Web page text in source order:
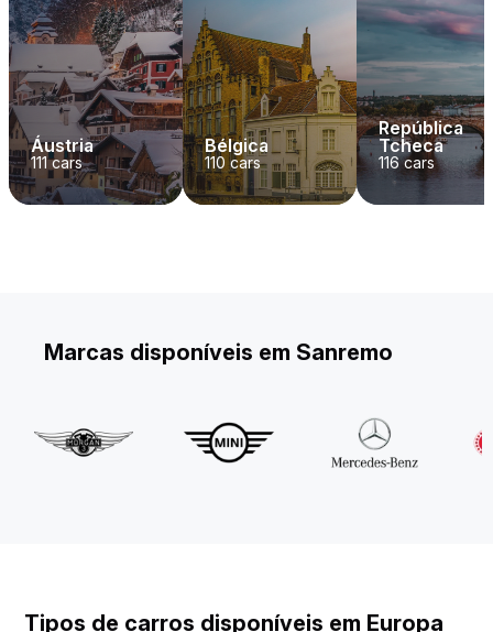
Áustria
111cars
Bélgica
110 cars
República
Tcheca
116cars
Marcas disponíveis em Sanremo
Tipos de carros disponíveis em Europa